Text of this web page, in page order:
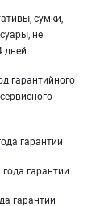
сумки,
не
дней
гарантийного
гарантии
гарантии
гарантии